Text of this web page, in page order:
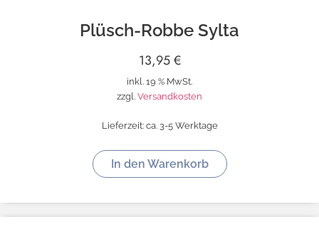
Plüsch-Robbe Sylta
13,95€
inkl. 19 % MwSt.
zzgl. Versandkosten
Lieferzeit: ca. 3-5 Werktage
In den Warenkorb